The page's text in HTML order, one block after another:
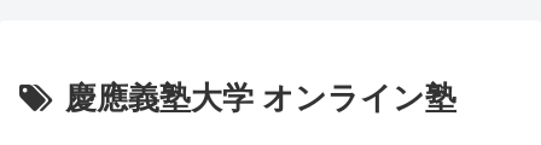
慶應義塾大学 オンライン塾